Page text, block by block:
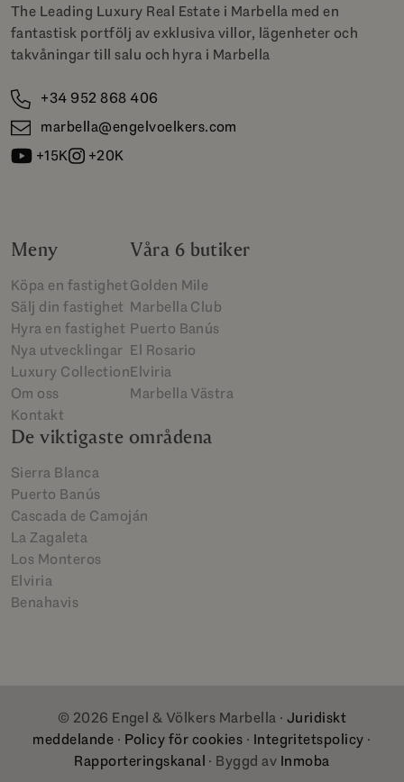
The Leading Luxury Real Estate i Marbella med en
fantastisk portfölj av exklusiva villor, lägenheter och
takvåningar till salu och hyra i Marbella
+34 952 868 406
marbella@engelvoelkers.com
+15K
+20K
Meny
Köpa en fastighet
Sälj din fastighet
Hyra en fastighet
Nya utvecklingar
Luxury Collection
Om oss
Kontakt
Våra 6 butiker
Golden Mile
Marbella Club
Puerto Banús
El Rosario
Elviria
Marbella Västra
De viktigaste områdena
Sierra Blanca
Puerto Banús
Cascada de Camoján
La Zagaleta
Los Monteros
Elviria
Benahavis
© 2026 Engel & Völkers Marbella · Juridiskt
meddelande · Policy för cookies · Integritetspolicy ·
Rapporteringskanal · Byggd av Inmoba